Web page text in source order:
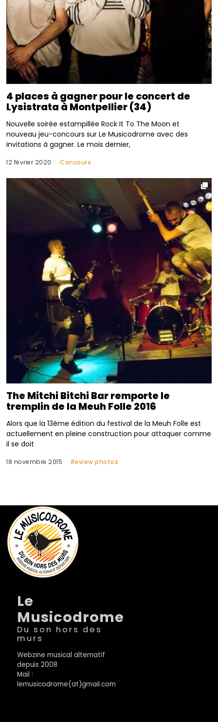
4 places à gagner pour le concert de
Lysistrata à Montpellier (34)
Nouvelle soirée estampillée Rock It To The Moon et
nouveau jeu-concours sur Le Musicodrome avec des
invitations à gagner. Le mois dernier,
12 février 2020 Concours
The Mitchi Bitchi Bar remporte le
tremplin de la Meuh Folle 2016
Alors que la 13ème édition du festival de la Meuh Folle est
actuellement en pleine construction pour attaquer comme
il se doit
18 novembre 2015 Review photos
Le
Musicodrome
Du son hors des
murs
Webzine musical alternatif
depuis 2008
Mail :
lemusicodrome(at)gmail.com